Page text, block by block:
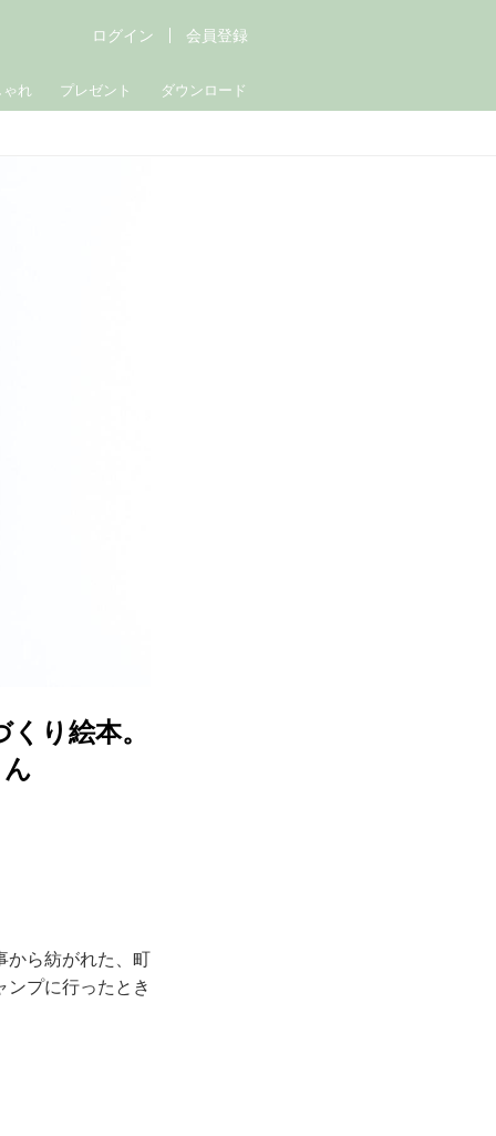
ゃれ プレゼント ダウンロード
ログイン 会員登録
り絵本。
から紡がれた、町
ンプに行ったとき